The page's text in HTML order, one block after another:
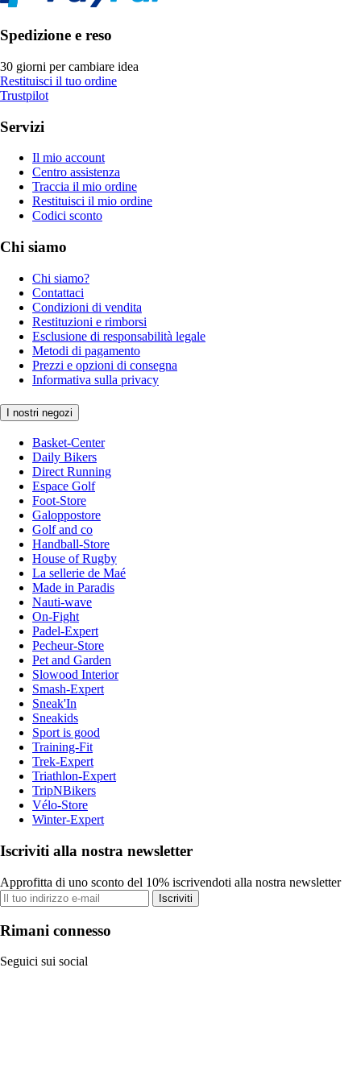
Spedizione e reso
30 giorni per cambiare idea
Restituisci il tuo ordine
Trustpilot
Servizi
Il mio account
Centro assistenza
Traccia il mio ordine
Restituisci il mio ordine
Codici sconto
Chi siamo
Chi siamo?
Contattaci
Condizioni di vendita
Restituzioni e rimborsi
Esclusione di responsabilità legale
Metodi di pagamento
Prezzi e opzioni di consegna
Informativa sulla privacy
I nostri negozi
Basket-Center
Daily Bikers
Direct Running
Espace Golf
Foot-Store
Galoppostore
Golf and co
Handball-Store
House of Rugby
La sellerie de Maé
Made in Paradis
Nauti-wave
On-Fight
Padel-Expert
Pecheur-Store
Pet and Garden
Slowood Interior
Smash-Expert
Sneak'In
Sneakids
Sport is good
Training-Fit
Trek-Expert
Triathlon-Expert
TripNBikers
Vélo-Store
Winter-Expert
Iscriviti alla nostra newsletter
Approfitta di uno sconto del 10% iscrivendoti alla nostra newsletter
Iscriviti
Rimani connesso
Seguici sui social